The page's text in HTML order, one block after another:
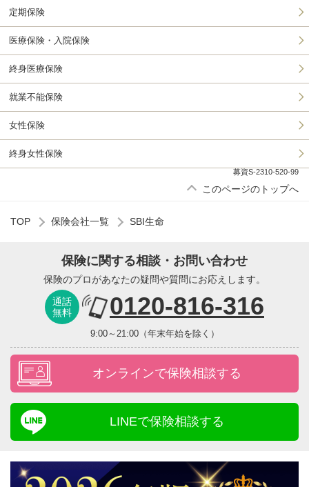
定期保険
医療保険・入院保険
終身医療保険
就業不能保険
女性保険
終身女性保険
募資S-2310-520-99
このページのトップへ
TOP 保険会社一覧 SBI生命
保険に関する相談・お問い合わせ
保険のプロがあなたの疑問や質問にお応えします。
通話
無料
0120-816-316
9:00～21:00（年末年始を除く）
オンラインで保険相談する
LINEで保険相談する